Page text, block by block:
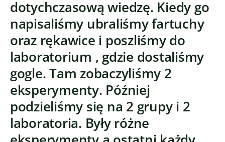
dotychczasową wiedzę. Kiedy go
napisaliśmy ubraliśmy fartuchy
oraz rękawice i poszliśmy do
laboratorium , gdzie dostaliśmy
gogle. Tam zobaczyliśmy 2
eksperymenty. Później
podzieliśmy się na 2 grupy i 2
laboratoria. Były różne